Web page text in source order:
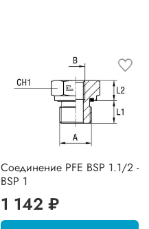
Соединение PFE BSP 1.1/2 -
BSP 1
1 142 ₽